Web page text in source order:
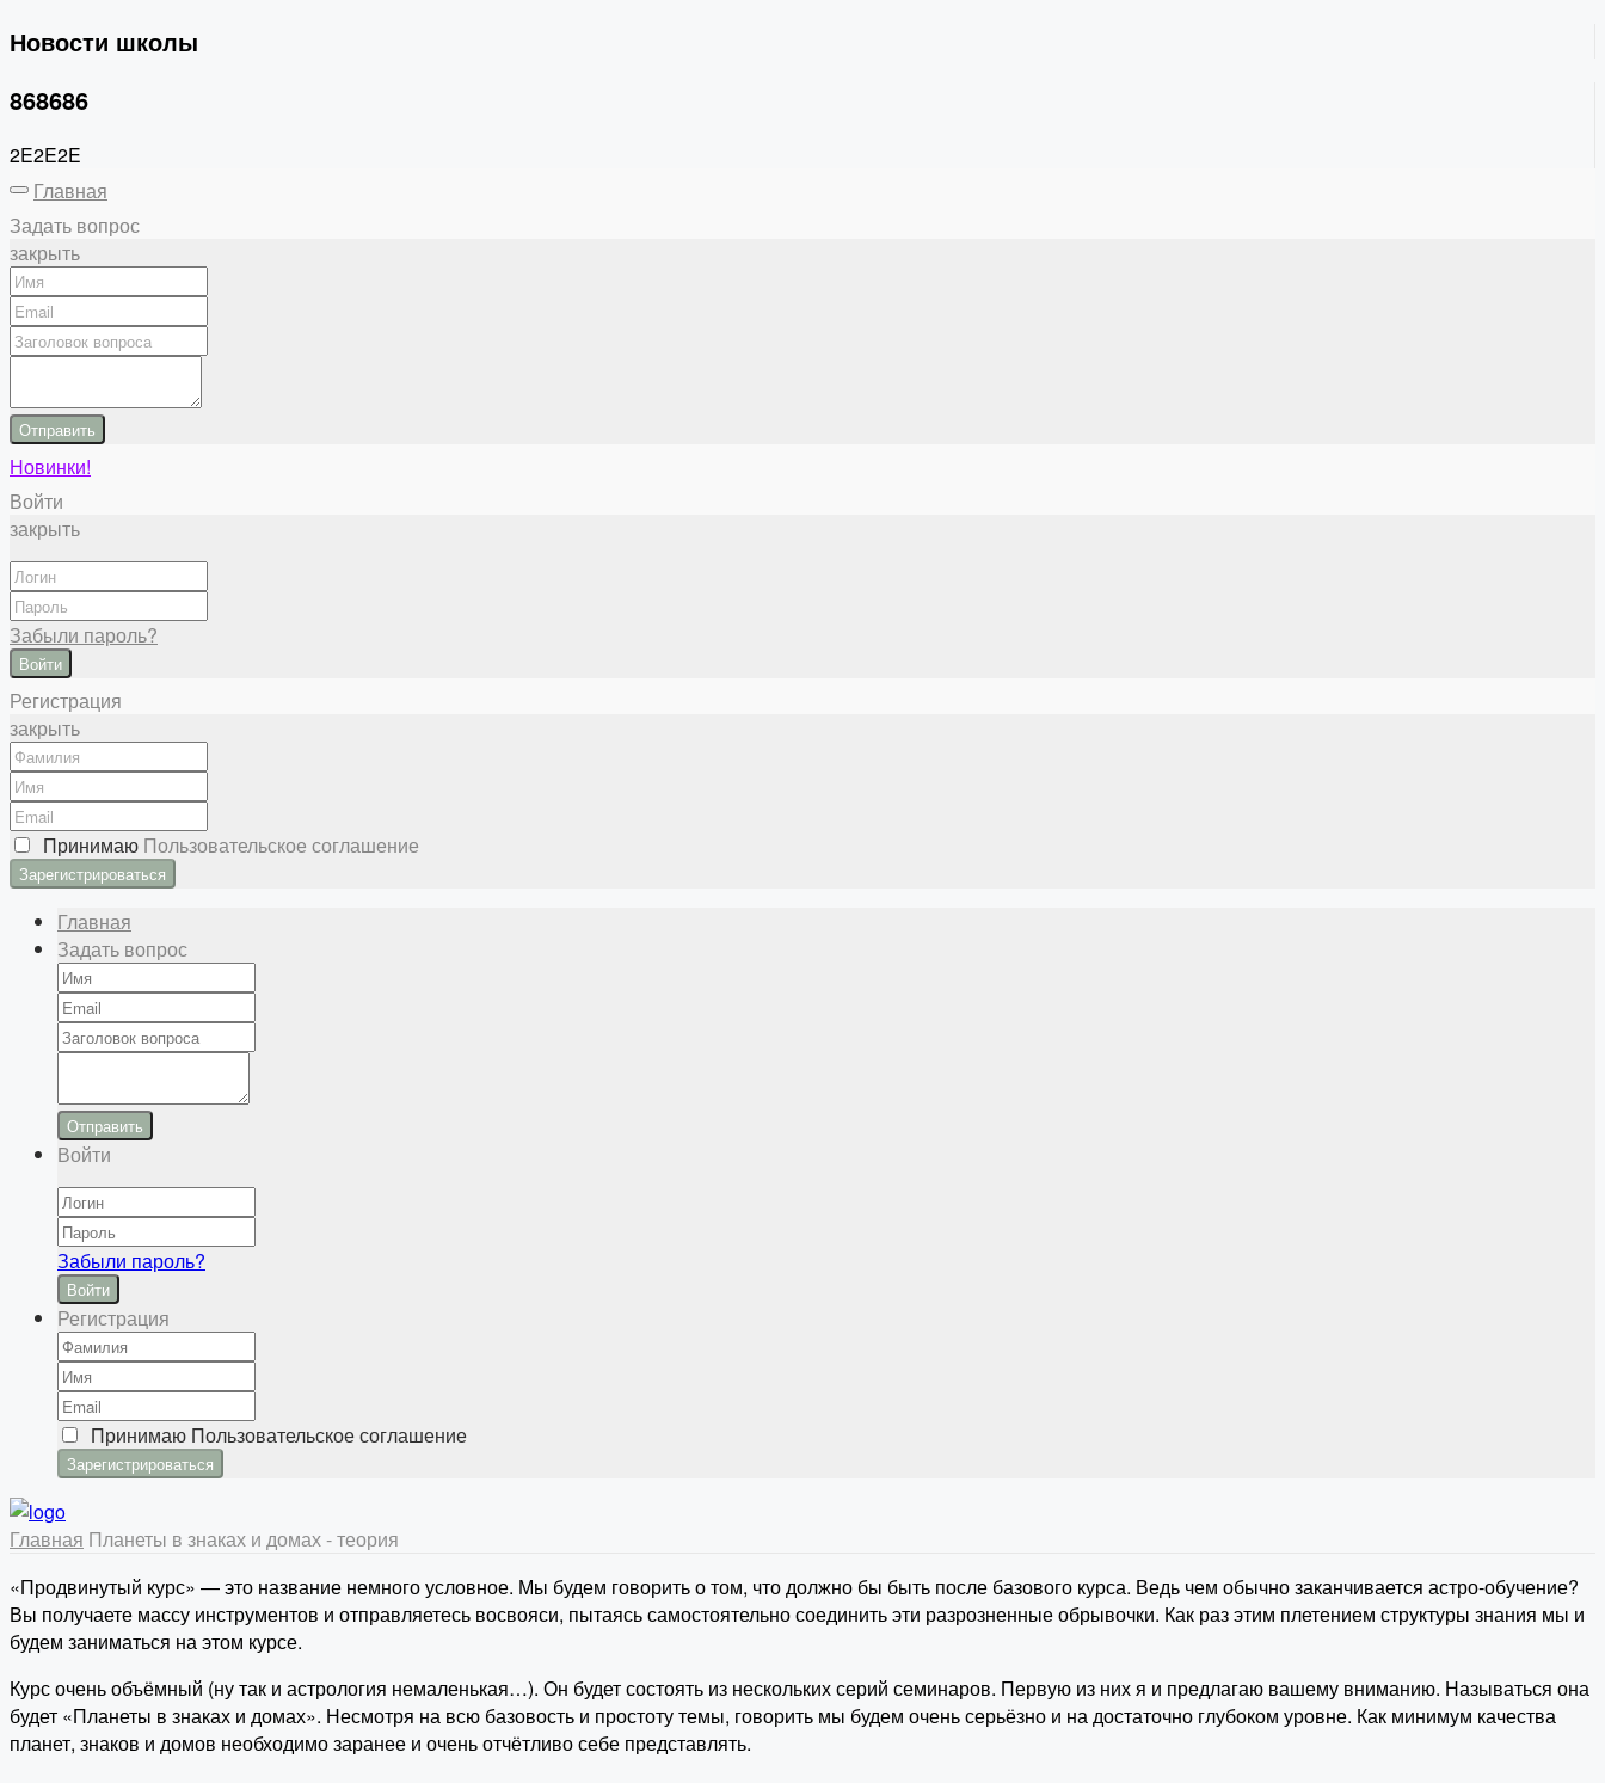
Новости школы
868686
2E2E2E
Главная
Задать вопрос
закрыть
Отправить
Новинки!
Войти
закрыть
Забыли пароль?
Войти
Регистрация
закрыть
Принимаю Пользовательское соглашение
Главная
Задать вопрос
Отправить
Войти
Забыли пароль?
Войти
Регистрация
Принимаю Пользовательское соглашение
Главная Планеты в знаках и домах - теория
«Продвинутый курс» — это название немного условное. Мы будем говорить о том, что должно бы быть после базового курса. Ведь чем обычно заканчивается астро-обучение?
Вы получаете массу инструментов и отправляетесь восвояси, пытаясь самостоятельно соединить эти разрозненные обрывочки. Как раз этим плетением структуры знания мы и
будем заниматься на этом курсе.
Курс очень объёмный (ну так и астрология немаленькая…). Он будет состоять из нескольких серий семинаров. Первую из них я и предлагаю вашему вниманию. Называться она
будет «Планеты в знаках и домах». Несмотря на всю базовость и простоту темы, говорить мы будем очень серьёзно и на достаточно глубоком уровне. Как минимум качества
планет, знаков и домов необходимо заранее и очень отчётливо себе представлять.